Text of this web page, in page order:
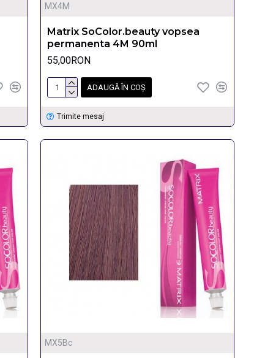
MX4M
Matrix SoColor.beauty vopsea
permanenta 4M 90ml
55,00RON
ADAUGĂ ÎN COŞ
Trimite mesaj
MX5Bc